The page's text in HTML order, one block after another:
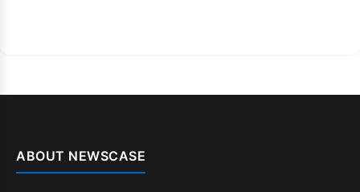
ABOUT NEWSCASE